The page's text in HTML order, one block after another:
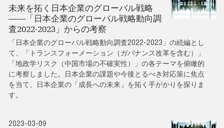
未来を拓く日本企業のグローバル戦略
――「日本企業のグローバル戦略動向調
査2022-2023」からの考察
「日本企業のグローバル戦略動向調査2022-2023」の続編とし
て、「トランスフォーメーション（ガバナンス改革を含む）」
「地政学リスク（中国市場の不確実性）」の各テーマを俯瞰的
に考察しました。日本企業の課題や今後とるべき対応策に焦点
を当て、日本企業の「成長への未来」を拓く手がかりを探りま
す。
2023-03-09